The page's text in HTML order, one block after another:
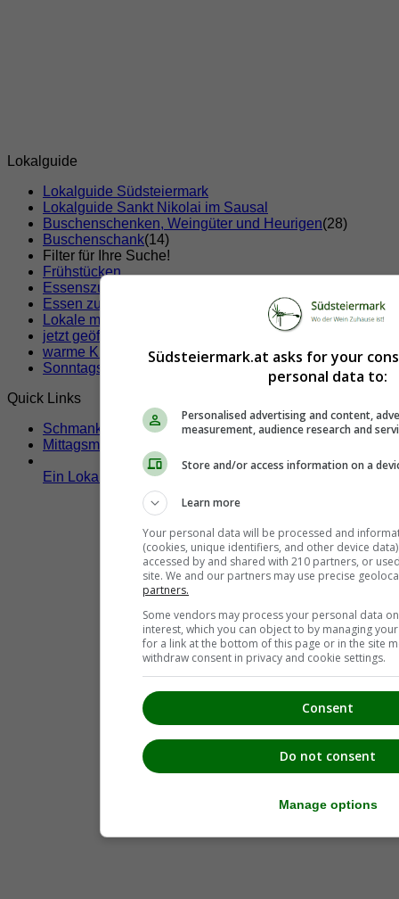
Lokalguide
Lokalguide Südsteiermark
Lokalguide Sankt Nikolai im Sausal
Buschenschenken, Weingüter und Heurigen(28)
Buschenschank(14)
Filter für Ihre Suche!
Frühstücken
Essenszustellung
Essen zum Mitnehmen
Lokale mit Klimaanlage
jetzt geöffnete Lokale
warme Küche jetzt
Sonntags geöffnete Lokale
Quick Links
Schmankerltage
Mittagsmenü
Ein Lokal hier eintragen!
Südsteiermark.at asks for your
personal data to:
Personalised advertising and content,
measurement, audience research and
Store and/or access information on a
Learn more
Your personal data will be processed and
(cookies, unique identifiers, and other device
accessed by and shared with 210 partners, or
site. We and our partners may use precise
partners.
Some vendors may process your personal data
interest, which you can object to by managing
for a link at the bottom of this page or in the site
withdraw consent in privacy and cookie settings.
Consent
Do not consent
Manage options